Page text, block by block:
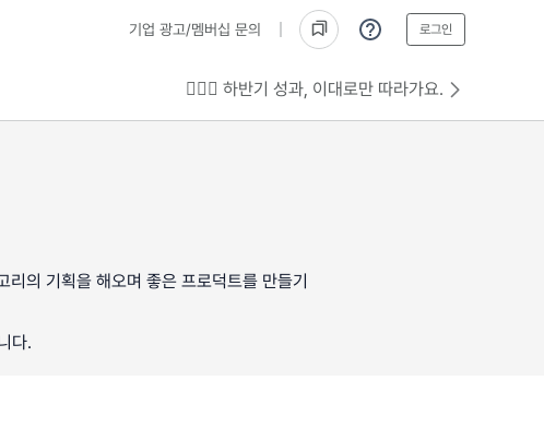
기업 광고/멤버십 문의 로그인
💁🏻‍♂️ 하반기 성과, 이대로만 따라가요.
의 기획을 해오며 좋은 프로덕트를 만들기
다.